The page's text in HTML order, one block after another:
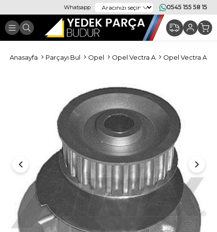
Whatsapp 0545 155 58 15
Anasayfa Parçayı Bul Opel Opel Vectra A Opel Vectra A